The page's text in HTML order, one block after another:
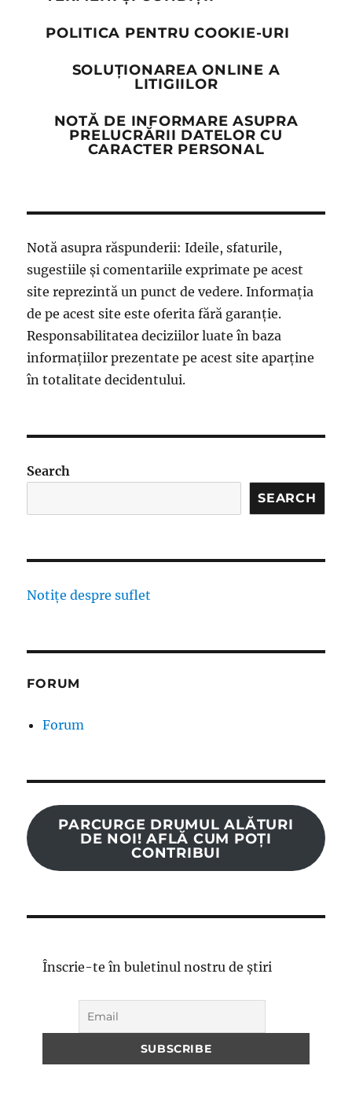
POLITICA PENTRU COOKIE-URI
SOLUȚIONAREA ONLINE A
LITIGIILOR
NOTĂ DE INFORMARE ASUPRA
PRELUCRĂRII DATELOR CU
CARACTER PERSONAL
Notă asupra răspunderii: Ideile, sfaturile,
sugestiile și comentariile exprimate pe acest
site reprezintă un punct de vedere. Informația
de pe acest site este oferita fără garanție.
Responsabilitatea deciziilor luate în baza
informațiilor prezentate pe acest site aparține
în totalitate decidentului.
Search
SEARCH
Notițe despre suflet
FORUM
Forum
PARCURGE DRUMUL ALĂTURI
DE NOI! AFLĂ CUM POȚI
CONTRIBUI
Înscrie-te în buletinul nostru de știri